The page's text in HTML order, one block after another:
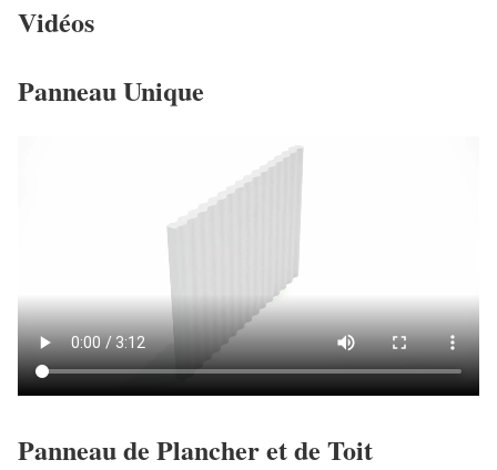
Vidéos
Panneau Unique
Panneau de Plancher et de Toit